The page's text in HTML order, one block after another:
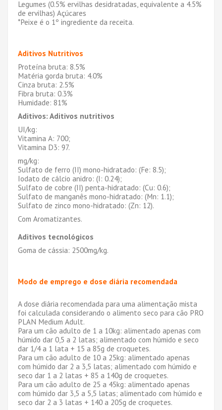
Legumes (0.5% ervilhas desidratadas, equivalente a 4.5%
de ervilhas) Açúcares
*Peixe é o 1º ingrediente da receita.
Aditivos Nutritivos
Proteína bruta: 8.5%
Matéria gorda bruta: 4.0%
Cinza bruta: 2.5%
Fibra bruta: 0.3%
Humidade: 81%
Aditivos: Aditivos nutritivos
UI/kg:
Vitamina A: 700;
Vitamina D3: 97.
mg/kg:
Sulfato de ferro (II) mono-hidratado: (Fe: 8.5);
Iodato de cálcio anidro: (I: 0.24);
Sulfato de cobre (II) penta-hidratado: (Cu: 0.6);
Sulfato de manganês mono-hidratado: (Mn: 1.1);
Sulfato de zinco mono-hidratado: (Zn: 12).
Com Aromatizantes.
Aditivos tecnológicos
Goma de cássia: 2500mg/kg.
Modo de emprego e dose diária recomendada
A dose diária recomendada para uma alimentação mista
foi calculada considerando o alimento seco para cão PRO
PLAN Medium Adult.
Para um cão adulto de 1 a 10kg: alimentado apenas com
húmido dar 0,5 a 2 latas; alimentado com húmido e seco
dar 1/4 a 1 lata + 15 a 85g de croquetes.
Para um cão adulto de 10 a 25kg: alimentado apenas
com húmido dar 2 a 3,5 latas; alimentado com húmido e
seco dar 1 a 2 latas + 85 a 140g de croquetes.
Para um cão adulto de 25 a 45kg: alimentado apenas
com húmido dar 3,5 a 5,5 latas; alimentado com húmido e
seco dar 2 a 3 latas + 140 a 205g de croquetes.